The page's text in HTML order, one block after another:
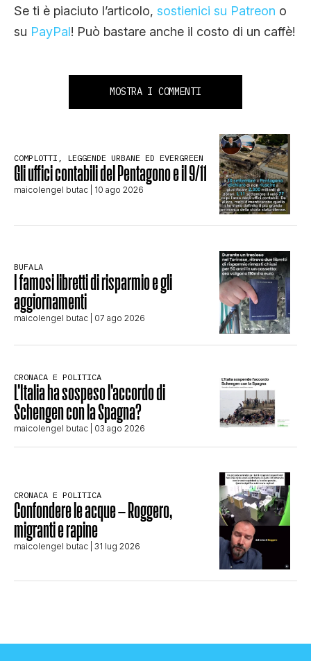
Se ti è piaciuto l’articolo, sostienici su Patreon o
su PayPal! Può bastare anche il costo di un caffè!
MOSTRA I COMMENTI
COMPLOTTI, LEGGENDE URBANE ED EVERGREEN
Gli uffici contabili del Pentagono e il 9/11
maicolengel butac | 10 ago 2026
BUFALA
I famosi libretti di risparmio e gli
aggiornamenti
maicolengel butac | 07 ago 2026
CRONACA E POLITICA
L’Italia ha sospeso l’accordo di
Schengen con la Spagna?
maicolengel butac | 03 ago 2026
CRONACA E POLITICA
Confondere le acque – Roggero,
migranti e rapine
maicolengel butac | 31 lug 2026